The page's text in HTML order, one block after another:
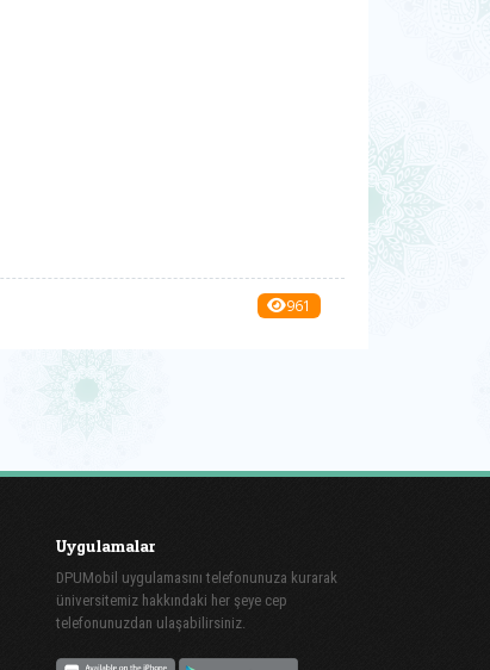
961
Uygulamalar
DPUMobil uygulamasını telefonunuza kurarak
üniversitemiz hakkındaki her şeye cep
telefonunuzdan ulaşabilirsiniz.